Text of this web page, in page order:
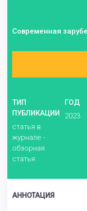
Современная
ТИП
ПУБЛИКАЦИИ
статья в
журнале -
обзорная
статья
ГОД
2023
АННОТАЦИЯ